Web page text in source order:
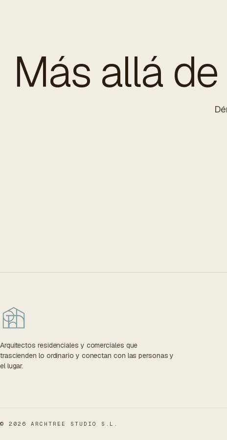
Más allá
Arquitectos residenciales y comerciales que
trascienden lo ordinario y conectan con las personas y
el lugar.
© 2026 ARCHTREE STUDIO S.L.